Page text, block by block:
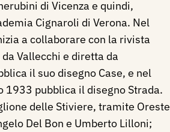
di Vicenza e quindi,
Cignaroli di Verona. Nel
a collaborare con la rivista
Vallecchi e diretta da
il suo disegno Case, e nel
1933 pubblica il disegno Strada.
delle Stiviere, tramite Oreste
Del Bon e Umberto Lilloni;